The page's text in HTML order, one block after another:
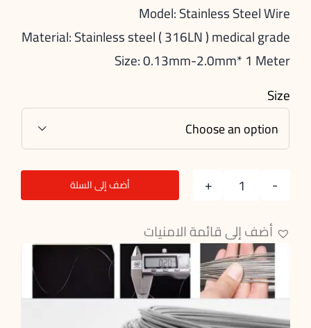
Model: Stainless Steel Wire
Material: Stainless steel ( 316LN ) medical grade
Size: 0.13mm-2.0mm* 1 Meter
Size

Orthopedic
Sutures
(
wire
)
quantity
أضف إلى السلة
أضف إلى قائمة الامنيات